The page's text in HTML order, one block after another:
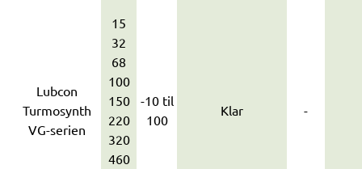
Lubcon
Turmosynth
VG-serien
15
32
68
100
150
220
320
460
-10 til
100
Klar -